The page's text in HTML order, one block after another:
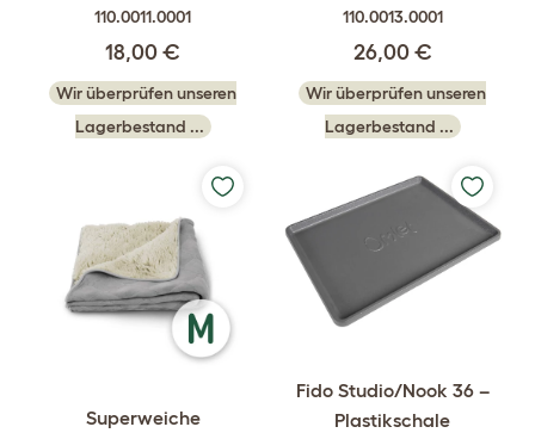
110.0011.0001
18,00 €
Wir überprüfen unseren
Lagerbestand ...
110.0013.0001
26,00 €
Wir überprüfen unseren
Lagerbestand ...
Superweiche
Fido Studio/Nook 36 –
Plastikschale